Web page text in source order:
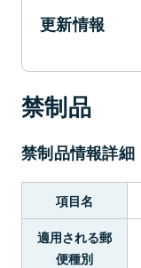
更新情報
禁制品
禁制品情報詳細
項目名
適用される郵
便種別